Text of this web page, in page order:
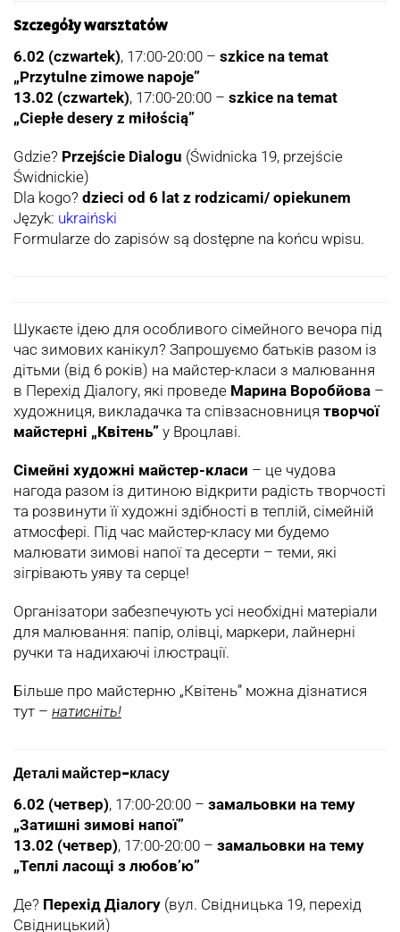
Szczegóły warsztatów
6.02 (czwartek), 17:00-20:00 – szkice na temat
„Przytulne zimowe napoje”
13.02 (czwartek), 17:00-20:00 – szkice na temat
„Ciepłe desery z miłością”
Gdzie? Przejście Dialogu (Świdnicka 19, przejście
Świdnickie)
Dla kogo? dzieci od 6 lat z rodzicami/ opiekunem
Język: ukraiński
Formularze do zapisów są dostępne na końcu wpisu.
Шукаєте ідею для особливого сімейного вечора під
час зимових канікул? Запрошуємо батьків разом із
дітьми (від 6 років) на майстер-класи з малювання
в Перехід Діалогу, які проведе Марина Воробйова –
художниця, викладачка та співзасновниця творчої
майстерні „Квітень” у Вроцлаві.
Сімейні художні майстер-класи – це чудова
нагода разом із дитиною відкрити радість творчості
та розвинути її художні здібності в теплій, сімейній
атмосфері. Під час майстер-класу ми будемо
малювати зимові напої та десерти – теми, які
зігрівають уяву та серце!
Організатори забезпечують усі необхідні матеріали
для малювання: папір, олівці, маркери, лайнерні
ручки та надихаючі ілюстрації.
Більше про майстерню „Квітень” можна дізнатися
тут – натисніть!
Деталі майстер-класу
6.02 (четвер), 17:00-20:00 – замальовки на тему
„Затишні зимові напої”
13.02 (четвер), 17:00-20:00 – замальовки на тему
„Теплі ласощі з любов’ю”
Де? Перехід Діалогу (вул. Свідницька 19, перехід
Свідницький)